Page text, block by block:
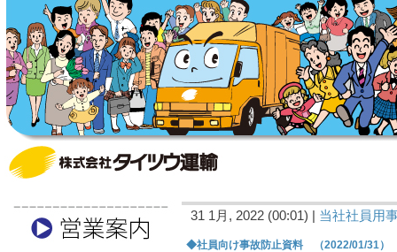
31 1月, 2022 (00:01) | 当社社員用
◆社員向け事故防止資料 （2022/01/31）